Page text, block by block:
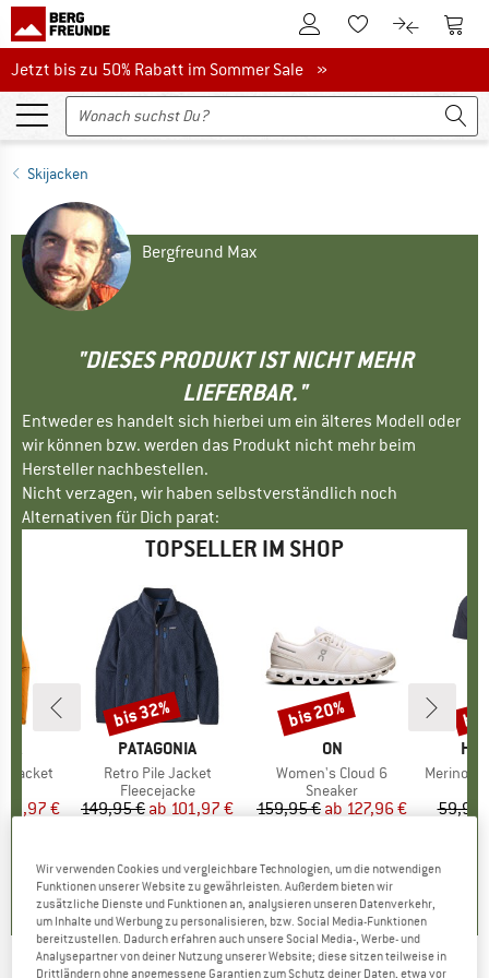
Zum KundenkontoZum Merkzettel.
Zum Zum
Jetzt bis zu 50% Rabatt im Sommer Sale
Jetzt bis zu 50% Rabatt im Sommer Sale »
Skijacken
Bergfreund Max
"DIESES PRODUKT IST NICHT MEHR
LIEFERBAR."
Entweder es handelt sich hierbei um ein älteres Modell oder
wir können bzw. werden das Produkt nicht mehr beim
Hersteller nachbestellen.
Nicht verzagen, wir haben selbstverständlich noch
Alternativen für Dich parat:
TOPSELLER IM SHOP
Jacket
Preis
€
)
MARKE
PATAGONIA
Artikel
Retro Pile Jacket
Produktgruppe
Fleecejacke
Preis
149,95 € reduzierter Preis
ab 101,97 €
4,6(71)
Rabatt
bis 32%
MARKE
ON
Artikel
Women's Cloud 6
Produktgruppe
Sneaker
Preis
159,95 € reduzierter Preis
ab 127,96 €
4,7(48)
Rabatt
bis 20%
Artikel
MerinoMix150
59,95
Wir verwenden Cookies und vergleichbare Technologien, um die notwendigen
Funktionen unserer Website zu gewährleisten. Außerdem bieten wir
zusätzliche Dienste und Funktionen an, analysieren unseren Datenverkehr,
um Inhalte und Werbung zu personalisieren, bzw. Social Media-Funktionen
bereitzustellen. Dadurch erfahren auch unsere Social Media-, Werbe- und
Analysepartner von deiner Nutzung unserer Website; diese sitzen teilweise in
Drittländern ohne angemessene Garantien zum Schutz deiner Daten, etwa vor